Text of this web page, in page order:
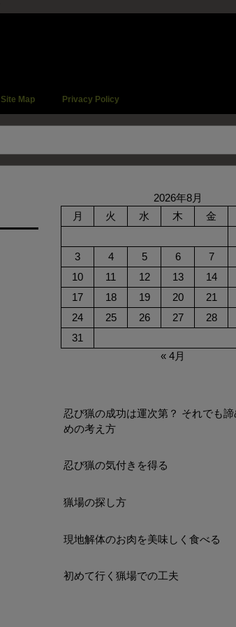
Site Map Privacy Policy
2026年8月
月
火 水 木 金
3
4 5 6 7
10
11 12 13 14
17
18 19 20 21
24
25 26 27 28
31
« 4月
忍び猟の成功は運次第？ それでも諦
めの考え方
忍び猟の気付きを得る
猟場の探し方
現地解体のお肉を美味しく食べる
初めて行く猟場での工夫